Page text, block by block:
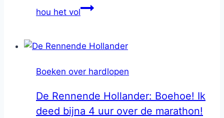
hou het vol
Boeken over hardlopen
De Rennende Hollander: Boehoe! Ik
deed bijna 4 uur over de marathon!